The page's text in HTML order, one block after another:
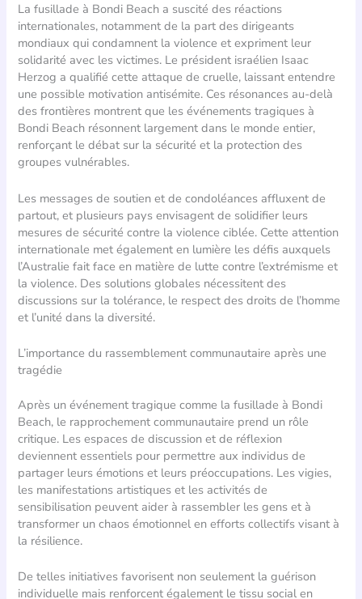
La fusillade à Bondi Beach a suscité des réactions
internationales, notamment de la part des dirigeants
mondiaux qui condamnent la violence et expriment leur
solidarité avec les victimes. Le président israélien Isaac
Herzog a qualifié cette attaque de cruelle, laissant entendre
une possible motivation antisémite. Ces résonances au-delà
des frontières montrent que les événements tragiques à
Bondi Beach résonnent largement dans le monde entier,
renforçant le débat sur la sécurité et la protection des
groupes vulnérables.
Les messages de soutien et de condoléances affluxent de
partout, et plusieurs pays envisagent de solidifier leurs
mesures de sécurité contre la violence ciblée. Cette attention
internationale met également en lumière les défis auxquels
l’Australie fait face en matière de lutte contre l’extrémisme et
la violence. Des solutions globales nécessitent des
discussions sur la tolérance, le respect des droits de l’homme
et l’unité dans la diversité.
L’importance du rassemblement communautaire après une
tragédie
Après un événement tragique comme la fusillade à Bondi
Beach, le rapprochement communautaire prend un rôle
critique. Les espaces de discussion et de réflexion
deviennent essentiels pour permettre aux individus de
partager leurs émotions et leurs préoccupations. Les vigies,
les manifestations artistiques et les activités de
sensibilisation peuvent aider à rassembler les gens et à
transformer un chaos émotionnel en efforts collectifs visant à
la résilience.
De telles initiatives favorisent non seulement la guérison
individuelle mais renforcent également le tissu social en